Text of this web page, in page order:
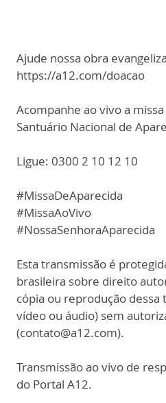
Ajude nossa obra
https://a12.com/doacao
Acompanhe ao vivo a
Santuário Nacional de
Ligue: 0300 2 10 12 10
#MissaDeAparecida
#MissaAoVivo
#NossaSenhoraAparecida
Esta transmissão é
brasileira sobre direito
cópia ou reprodução dessa
vídeo ou áudio) sem
(contato@a12.com).
Transmissão ao vivo de
do Portal A12.